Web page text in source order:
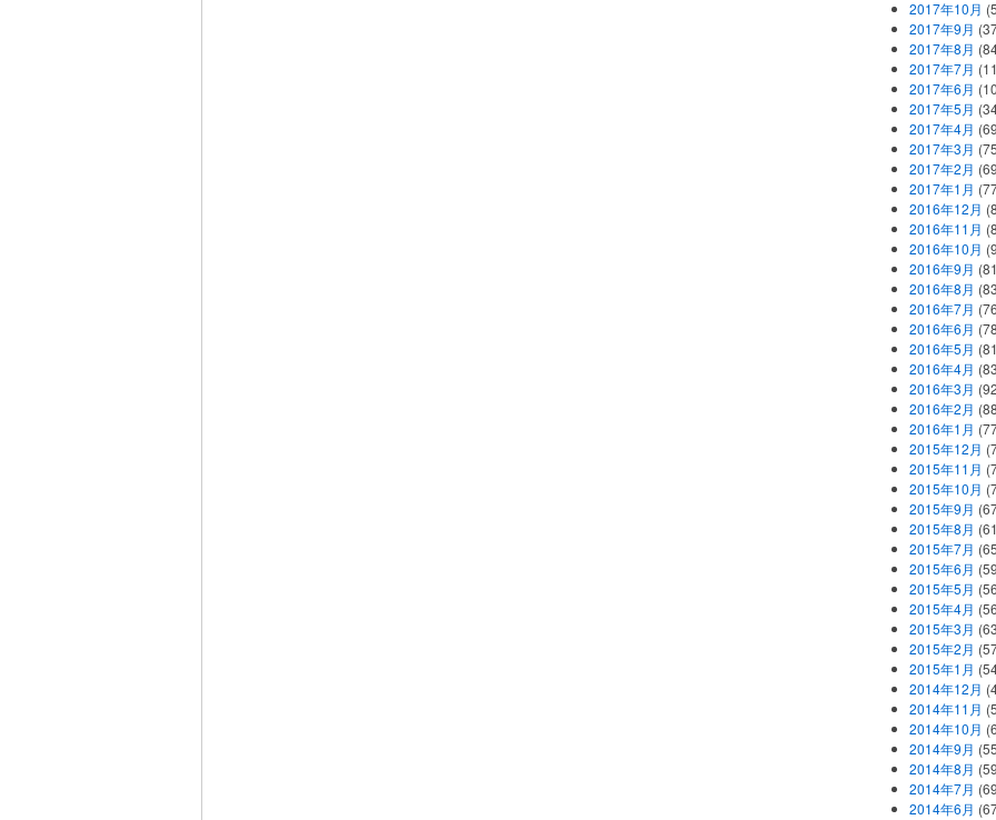
2017年10月
2017年9月
2017年8月
2017年7月
2017年6月
2017年5月
2017年4月
2017年3月
2017年2月
2017年1月
2016年12月
2016年11月
2016年10月
2016年9月
2016年8月
2016年7月
2016年6月
2016年5月
2016年4月
2016年3月
2016年2月
2016年1月
2015年12月
2015年11月
2015年10月
2015年9月
2015年8月
2015年7月
2015年6月
2015年5月
2015年4月
2015年3月
2015年2月
2015年1月
2014年12月
2014年11月
2014年10月
2014年9月
2014年8月
2014年7月
2014年6月